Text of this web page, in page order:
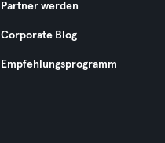
Partner werden
Corporate Blog
Empfehlungsprogramm